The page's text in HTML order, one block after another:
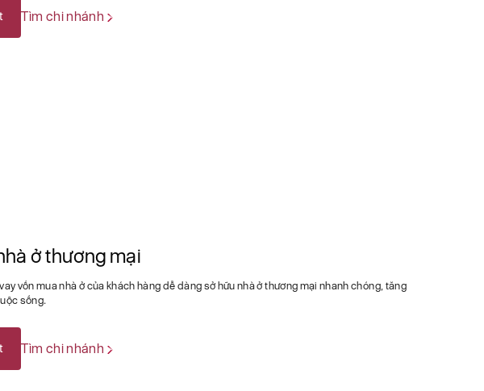
Tìm chi nhánh
ở thương mại
vốn mua nhà ở của khách hàng dễ dàng sở hữu nhà ở thương mại nhanh chóng, tăng
sống.
Tìm chi nhánh